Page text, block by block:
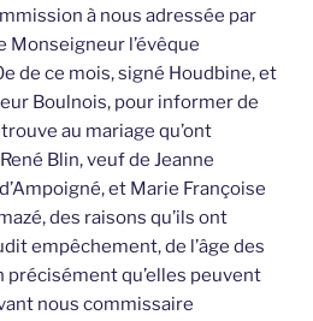
à nous adressée par
Monseigneur l’évêque
de ce mois, signé Houdbine, et
Boulnois, pour informer de
au mariage qu’ont
Blin, veuf de Jeanne
et Marie Françoise
des raisons qu’ils ont
empêchement, de l’âge des
qu’elles peuvent
nous commissaire